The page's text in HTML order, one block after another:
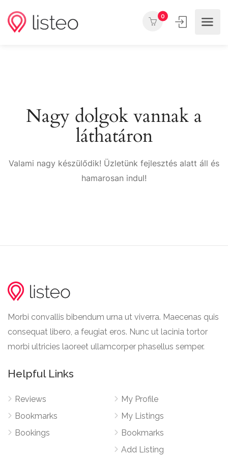
0
Nagy dolgok vannak a
láthatáron
Valami nagy készülődik! Üzletünk fejlesztés alatt áll és
hamarosan indul!
Morbi convallis bibendum urna ut viverra. Maecenas quis
consequat libero, a feugiat eros. Nunc ut lacinia tortor
morbi ultricies laoreet ullamcorper phasellus semper.
Helpful Links
Reviews
Bookmarks
Bookings
My Profile
My Listings
Bookmarks
Add Listing